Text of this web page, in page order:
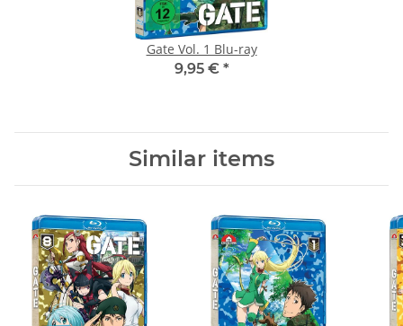
Gate Vol. 1 Blu-ray
9,95 € *
Similar items